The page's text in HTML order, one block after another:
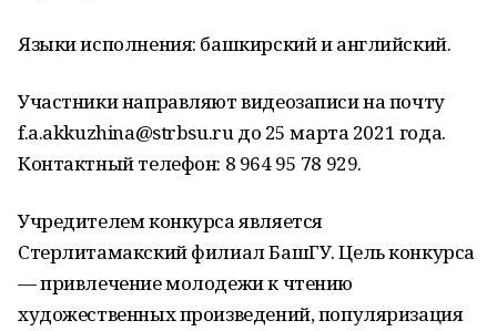
Языки исполнения: башкирский и английский.
Участники направляют видеозаписи на почту
f.a.akkuzhina@strbsu.ru до 25 марта 2021 года.
Контактный телефон: 8 964 95 78 929.
Учредителем конкурса является
Стерлитамакский филиал БашГУ. Цель конкурса
— привлечение молодежи к чтению
художественных произведений, популяризация